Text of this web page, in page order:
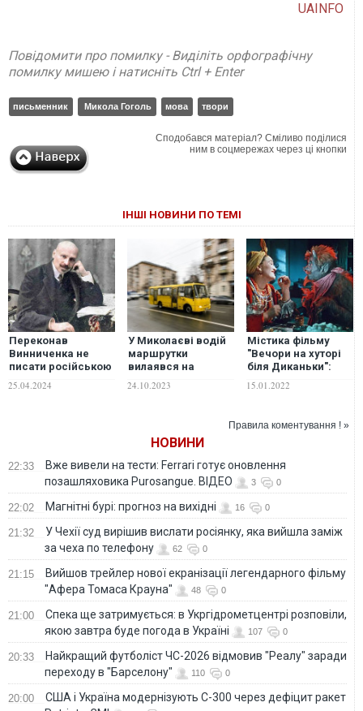
UAINFO
Повідомити про помилку - Виділіть орфографічну
помилку мишею і натисніть Ctrl + Enter
письменник Микола Гоголь мова твори
Сподобався матеріал? Сміливо поділися
ним в соцмережах через ці кнопки
ІНШІ НОВИНИ ПО ТЕМІ
Переконав
Винниченка не
писати російською
Європу говорити
25.04.2024
У Миколаєві водій
маршрутки
вилаявся на
українську мову,
24.10.2023
Містика фільму
"Вечори на хуторі
біля Диканьки":
відьма зі зламаним
15.01.2022
Правила коментування ! »
НОВИНИ
22:33
Вже вивели на тести: Ferrari готує оновлення
позашляховика Purosangue. ВІДЕО
3 0
22:02 Магнітні бурі: прогноз на вихідні 16 0
21:32
У Чехії суд вирішив вислати росіянку, яка вийшла заміж
за чеха по телефону
62 0
21:15
Вийшов трейлер нової екранізації легендарного фільму
"Афера Томаса Крауна"
48 0
21:00
Спека ще затримується: в Укргідрометцентрі розповіли,
якою завтра буде погода в Україні
107 0
20:33
Найкращий футболіст ЧС-2026 відмовив "Реалу" заради
переходу в "Барселону"
110 0
20:00
США і Україна модернізують С-300 через дефіцит ракет